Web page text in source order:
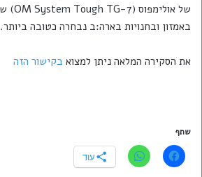
באמזון ובחנויות בארה:ב נבחרה כטובה ביותר.
את הסקירה המלאה ניתן למצוא בקישור הזה
שתף
עוד